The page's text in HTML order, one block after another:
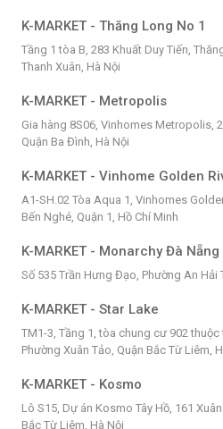
K-MARKET - Thăng Long No 1
Tầng 1 tòa B, 283 Khuất Duy Tiến,
Thanh Xuân, Hà Nội
K-MARKET - Metropolis
Gia hàng 8S06, Vinhomes Metropolis,
Quận Ba Đình, Hà Nội
K-MARKET - Vinhome Golden
A1-SH.02 Tòa Aqua 1, Vinhomes
Bến Nghé, Quận 1, Hồ Chí Minh
K-MARKET - Monarchy Đà Nẵng
Số 535 Trần Hưng Đạo, Phường An Hải
K-MARKET - Star Lake
TM1-3, Tầng 1, tòa chung cư 902 thuộc
Phường Xuân Tảo, Quận Bắc Từ Liêm,
K-MARKET - Kosmo
Lô S15, Dự án Kosmo Tây Hồ, 161
Bắc Từ Liêm, Hà Nội